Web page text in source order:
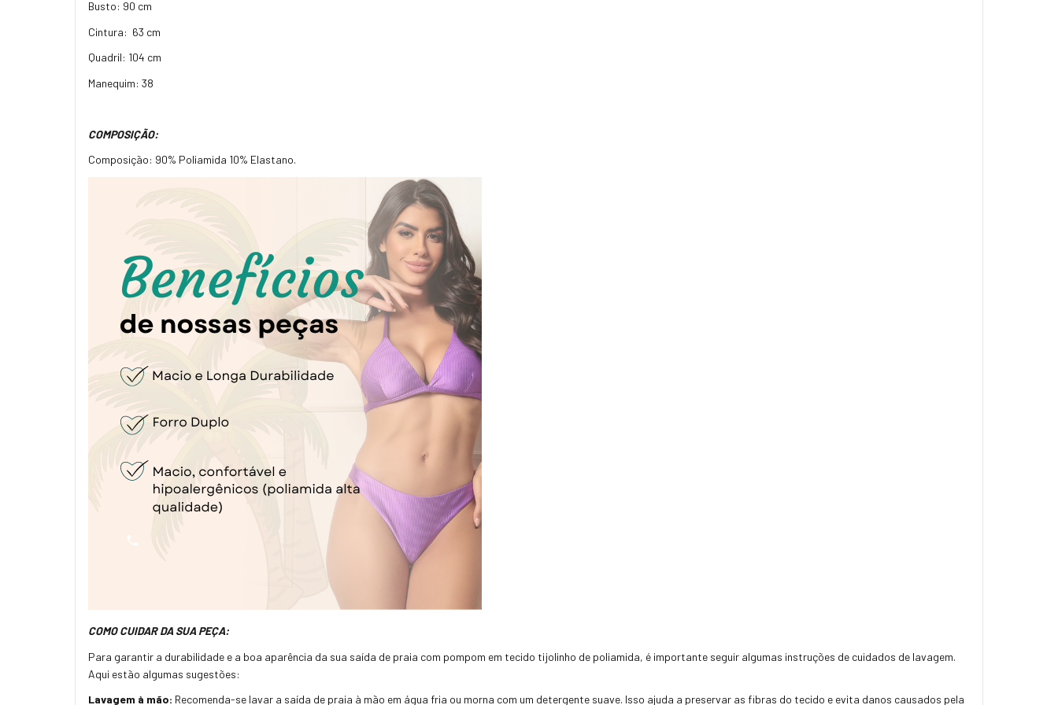
Busto: 90 cm
Cintura: 63 cm
Quadril: 104 cm
Manequim: 38
COMPOSIÇÃO:
Composição: 90% Poliamida 10% Elastano.
COMO CUIDAR DA SUA PEÇA:
Para garantir a durabilidade e a boa aparência da sua saída de praia com pompom em tecido tijolinho de poliamida, é importante seguir algumas instruções de cuidados de lavagem.
Aqui estão algumas sugestões:
Lavagem à mão: Recomenda-se lavar a saída de praia à mão em água fria ou morna com um detergente suave. Isso ajuda a preservar as fibras do tecido e evita danos causados pela